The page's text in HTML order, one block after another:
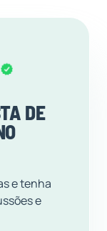
DE
e tenha
e